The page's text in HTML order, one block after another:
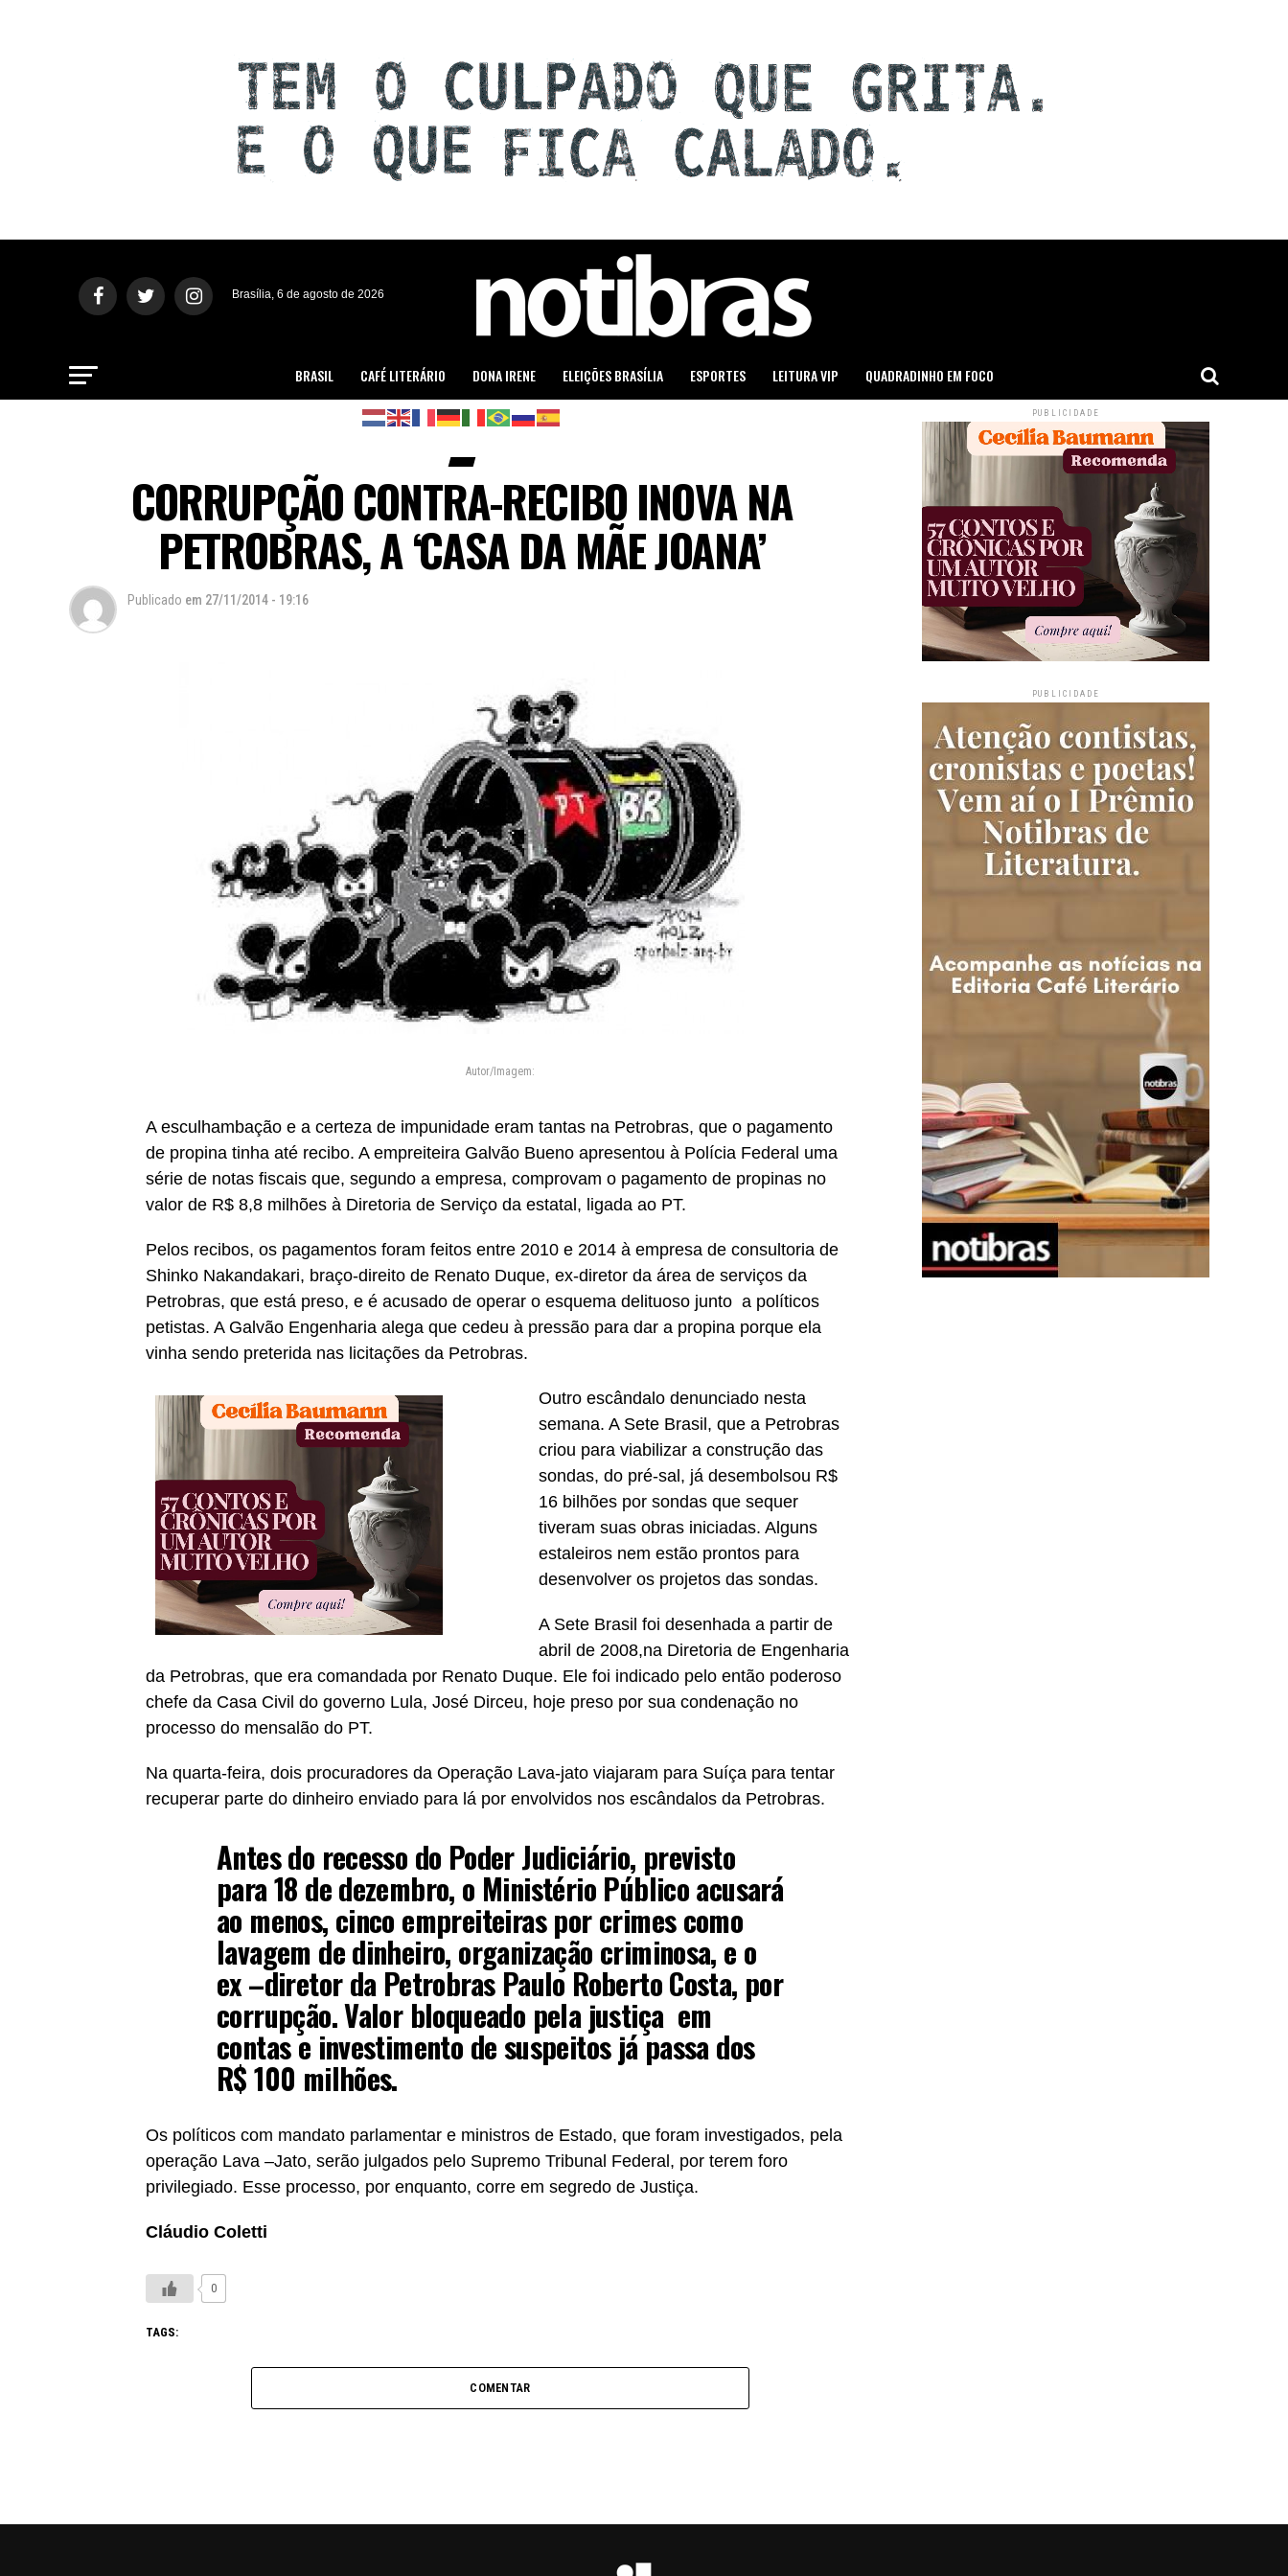
Brasília, 6 de agosto de 2026
BRASIL CAFÉ LITERÁRIO DONA IRENE ELEIÇÕES BRASÍLIA ESPORTES LEITURA VIP QUADRADINHO EM FOCO
CORRUPÇÃO CONTRA-RECIBO INOVA NA
PETROBRAS, A ‘CASA DA MÃE JOANA’
Publicado em 27/11/2014 - 19:16
Autor/Imagem:
A esculhambação e a certeza de impunidade eram tantas na Petrobras, que o pagamento
de propina tinha até recibo. A empreiteira Galvão Bueno apresentou à Polícia Federal uma
série de notas fiscais que, segundo a empresa, comprovam o pagamento de propinas no
valor de R$ 8,8 milhões à Diretoria de Serviço da estatal, ligada ao PT.
Pelos recibos, os pagamentos foram feitos entre 2010 e 2014 à empresa de consultoria de
Shinko Nakandakari, braço-direito de Renato Duque, ex-diretor da área de serviços da
Petrobras, que está preso, e é acusado de operar o esquema delituoso junto a políticos
petistas. A Galvão Engenharia alega que cedeu à pressão para dar a propina porque ela
vinha sendo preterida nas licitações da Petrobras.
Outro escândalo denunciado nesta
semana. A Sete Brasil, que a Petrobras
criou para viabilizar a construção das
sondas, do pré-sal, já desembolsou R$
16 bilhões por sondas que sequer
tiveram suas obras iniciadas. Alguns
estaleiros nem estão prontos para
desenvolver os projetos das sondas.
A Sete Brasil foi desenhada a partir de
abril de 2008,na Diretoria de Engenharia
da Petrobras, que era comandada por Renato Duque. Ele foi indicado pelo então poderoso
chefe da Casa Civil do governo Lula, José Dirceu, hoje preso por sua condenação no
processo do mensalão do PT.
Na quarta-feira, dois procuradores da Operação Lava-jato viajaram para Suíça para tentar
recuperar parte do dinheiro enviado para lá por envolvidos nos escândalos da Petrobras.
Antes do recesso do Poder Judiciário, previsto
para 18 de dezembro, o Ministério Público acusará
ao menos, cinco empreiteiras por crimes como
lavagem de dinheiro, organização criminosa, e o
ex –diretor da Petrobras Paulo Roberto Costa, por
corrupção. Valor bloqueado pela justiça em
contas e investimento de suspeitos já passa dos
R$ 100 milhões.
Os políticos com mandato parlamentar e ministros de Estado, que foram investigados, pela
operação Lava –Jato, serão julgados pelo Supremo Tribunal Federal, por terem foro
privilegiado. Esse processo, por enquanto, corre em segredo de Justiça.
Cláudio Coletti
0
TAGS:
COMENTAR
PUBLICIDADE
PUBLICIDADE